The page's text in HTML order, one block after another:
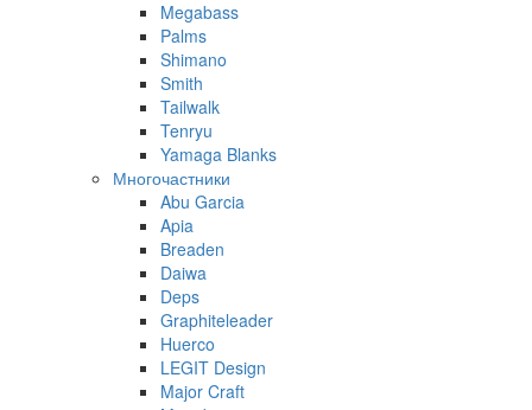
Megabass
Palms
Shimano
Smith
Tailwalk
Tenryu
Yamaga Blanks
Многочастники
Abu Garcia
Apia
Breaden
Daiwa
Deps
Graphiteleader
Huerco
LEGIT Design
Major Craft